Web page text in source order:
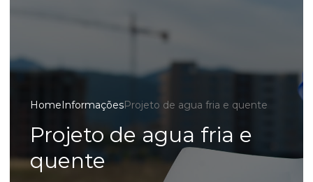
HomeInformaçõesProjeto de agua fria e quente
Projeto de agua fria e
quente